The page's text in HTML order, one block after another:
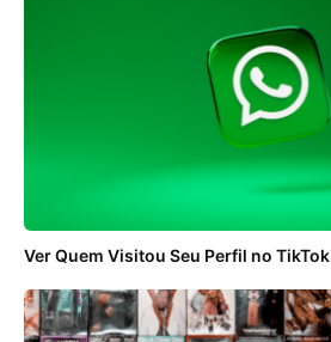
Ver Quem Visitou Seu Perfil no TikTok